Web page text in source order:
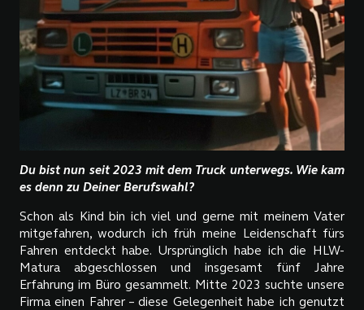
Du bist nun seit 2023 mit dem Truck unterwegs. Wie kam
es denn zu Deiner Berufswahl?
Schon als Kind bin ich viel und gerne mit meinem Vater
mitgefahren, wodurch ich früh meine Leidenschaft fürs
Fahren entdeckt habe. Ursprünglich habe ich die HLW-
Matura abgeschlossen und insgesamt fünf Jahre
Erfahrung im Büro gesammelt. Mitte 2023 suchte unsere
Firma einen Fahrer – diese Gelegenheit habe ich genutzt